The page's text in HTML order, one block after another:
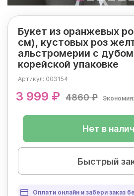
Букет из оранжевых
см), кустовых роз
альстромерии с
корейской упаковке
Артикул: 003154
3 999 ₽ 4860 ₽
Нет в
Быстрый
Оплати онлайн и забери заказ